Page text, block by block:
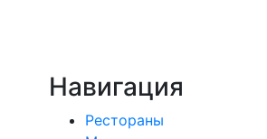
Навигация
Рестораны